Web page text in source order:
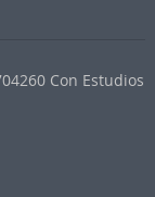
Con Estudios